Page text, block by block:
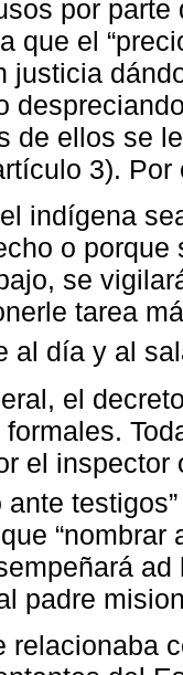
por
que el
justicia
de ellos se
3).
indígena
o
se
tarea
al día y al
el
el inspector
ante
padre
relacionaba